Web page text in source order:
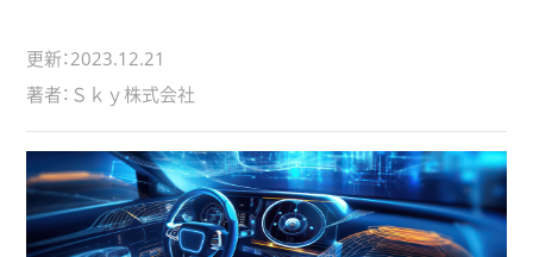
更新：2023.12.21
著者：Ｓｋｙ株式会社